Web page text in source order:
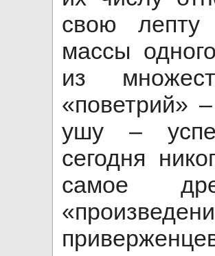
свою
массы
из
«поветрий»
ушу –
сегодня
самое